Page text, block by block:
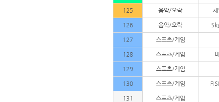
125 음악/오락
126 음악/오락
127 스포츠/게임
128 스포츠/게임
129 스포츠/게임
130 스포츠/게임
131 스포츠/게임